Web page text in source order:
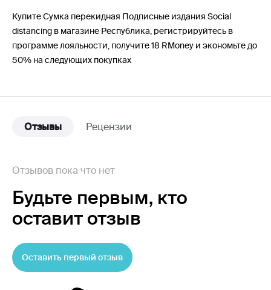
Купите Сумка перекидная Подписные издания Social
distancing в магазине Республика, регистрируйтесь в
программе лояльности, получите 18 RMoney и экономьте до
50% на следующих покупках
Отзывы Рецензии
Отзывов пока что нет
Будьте первым, кто
оставит отзыв
Оставить первый отзыв